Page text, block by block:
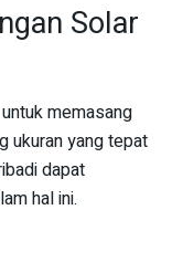
Solar
memasang
ukuran yang tepat
dapat
hal ini.